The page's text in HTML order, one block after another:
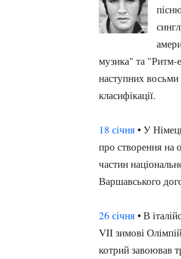
музика" та "Ритм-
наступних восьми
класифікації.
18 січня • У
про створення на
частин
Варшавського
26 січня • В
VII зимові
котрий завоював